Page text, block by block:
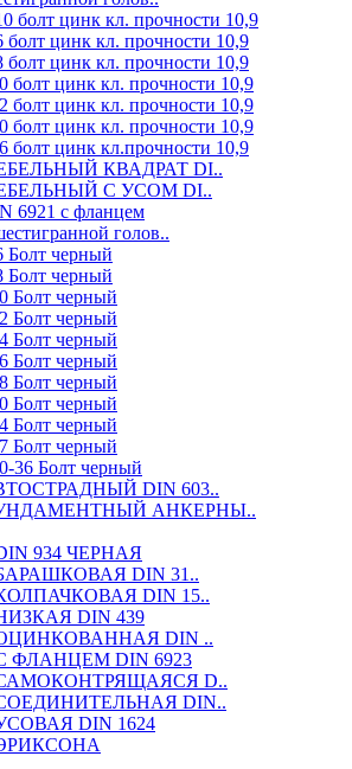
болт цинк кл. прочности 10,9
цинк кл. прочности 10,9
цинк кл. прочности 10,9
болт цинк кл. прочности 10,9
болт цинк кл. прочности 10,9
болт цинк кл. прочности 10,9
болт цинк кл.прочности 10,9
КВАДРАТ DI..
С УСОМ DI..
6921 c фланцем
голов..
черный
черный
Болт черный
Болт черный
Болт черный
Болт черный
Болт черный
Болт черный
Болт черный
Болт черный
36 Болт черный
DIN 603..
АНКЕРНЫ..
934 ЧЕРНАЯ
DIN 31..
DIN 15..
DIN 439
DIN ..
ФЛАНЦЕМ DIN 6923
D..
DIN..
DIN 1624